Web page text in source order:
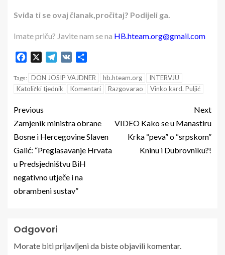
Sviđa ti se ovaj članak,pročitaj? Podijeli ga.
Imate priču? Javite nam se na HB.hteam.org@gmail.com
Facebook Telegram
VK
Tags: DON JOSIP VAJDNER hb.hteam.org
INTERVJU
Katolički tjednik
Komentari Razgovarao Vinko kard. Puljić
Previous
Zamjenik ministra obrane
Bosne i Hercegovine Slaven
Galić: “Preglasavanje Hrvata
u Predsjedništvu BiH
negativno utječe i na
obrambeni sustav”
Next
VIDEO Kako se u Manastiru
Krka “peva” o “srpskom”
Kninu i Dubrovniku?!
Odgovori
Morate bitiprijavljenida biste objavili komentar.